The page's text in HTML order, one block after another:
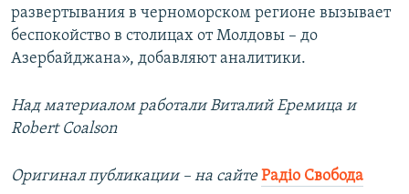
развертывания в черноморском регионе вызывает
беспокойство в столицах от Молдовы – до
Азербайджана», добавляют аналитики.
Над материалом работали Виталий Еремица и
Robert Coalson
Оригинал публикации – на сайтеРадіо Свобода